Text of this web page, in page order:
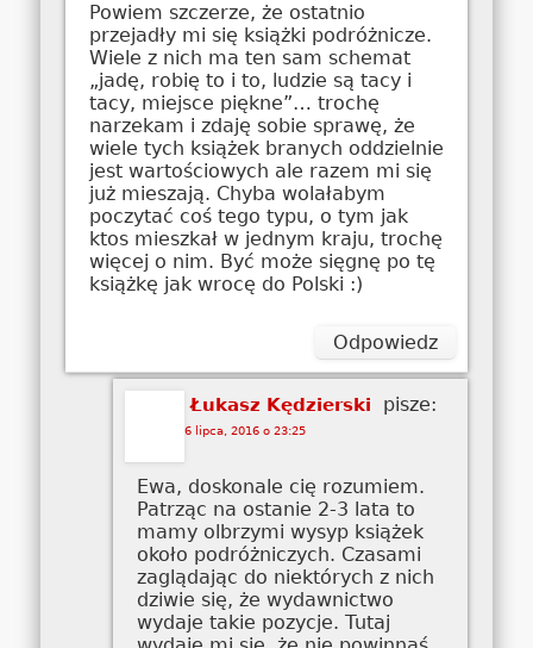
Powiem szczerze, że ostatnio
przejadły mi się książki podróżnicze.
Wiele z nich ma ten sam schemat
„jadę, robię to i to, ludzie są tacy i
tacy, miejsce piękne”… trochę
narzekam i zdaję sobie sprawę, że
wiele tych książek branych oddzielnie
jest wartościowych ale razem mi się
już mieszają. Chyba wolałabym
poczytać coś tego typu, o tym jak
ktos mieszkał w jednym kraju, trochę
więcej o nim. Być może sięgnę po tę
książkę jak wrocę do Polski :)
Odpowiedz
Łukasz Kędzierski pisze:
6 lipca, 2016 o 23:25
Ewa, doskonale cię rozumiem.
Patrząc na ostanie 2-3 lata to
mamy olbrzymi wysyp książek
około podróżniczych. Czasami
zaglądając do niektórych z nich
dziwie się, że wydawnictwo
wydaje takie pozycje. Tutaj